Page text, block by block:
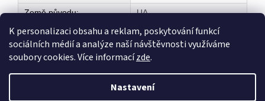
K personalizaci obsahu a reklam, poskytování funkcí
sociálních médií a analýze naší návštěvnosti využíváme
soubory cookies. Více informacízde.
Nastavení
Země původu: UA